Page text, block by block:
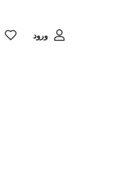
ورود